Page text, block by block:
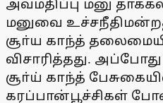
அவமதிப்பு மனு
மனுவை
சூா்ய காந்த்
விசாரித்தது.
சூா்ய் காந்த்
கரப்பான்பூச்சிகள்